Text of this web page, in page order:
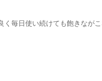
く毎日使い続けても飽きなが